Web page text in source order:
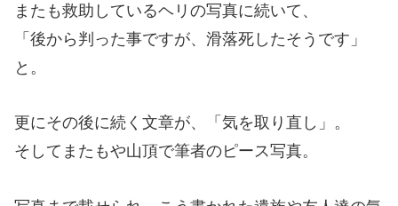
またも救助しているヘリの写真に続いて、
「後から判った事ですが、滑落死したそうです」
と。
更にその後に続く文章が、「気を取り直し」。
そしてまたもや山頂で筆者のピース写真。